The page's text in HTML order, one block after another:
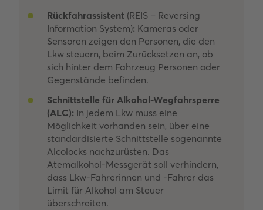
Rückfahrassistent (REIS – Reversing
Information System): Kameras oder
Sensoren zeigen den Personen, die den
Lkw steuern, beim Zurücksetzen an, ob
sich hinter dem Fahrzeug Personen oder
Gegenstände befinden.
Schnittstelle für Alkohol-Wegfahrsperre
(ALC): In jedem Lkw muss eine
Möglichkeit vorhanden sein, über eine
standardisierte Schnittstelle sogenannte
Alcolocks nachzurüsten. Das
Atemalkohol-Messgerät soll verhindern,
dass Lkw-Fahrerinnen und -Fahrer das
Limit für Alkohol am Steuer
überschreiten.